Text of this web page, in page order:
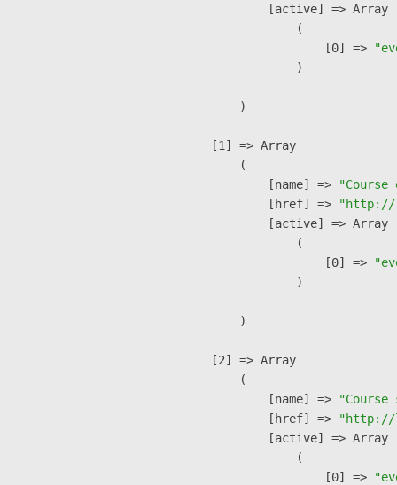
            [active] => Array
                (
                    [0] =>
                )
        )
    [1] => Array
        (
            [name] =>
            [href] =>
"http://
            [active] => Array
                (
                    [0] =>
                )
        )
    [2] => Array
        (
            [name] =>
            [href] =>
"http://
            [active] => Array
                (
                    [0] =>